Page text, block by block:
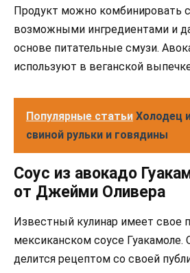
Продукт можно комбинировать
возможными ингредиентами и
основе питательные смузи.
используют в веганской
Популярные статьи Холодец
свиной рульки и говядины
Соус из авокадо
от Джейми Оливера
Известный кулинар имеет свое
мексиканском соусе Гуакамоле.
делится рецептом со своей